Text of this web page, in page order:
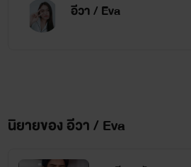
อีวา / Eva
นิยายของ อีวา / Eva